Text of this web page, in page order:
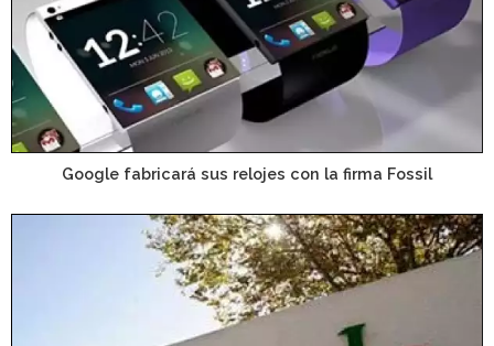
Google fabricará sus relojes con la firma Fossil